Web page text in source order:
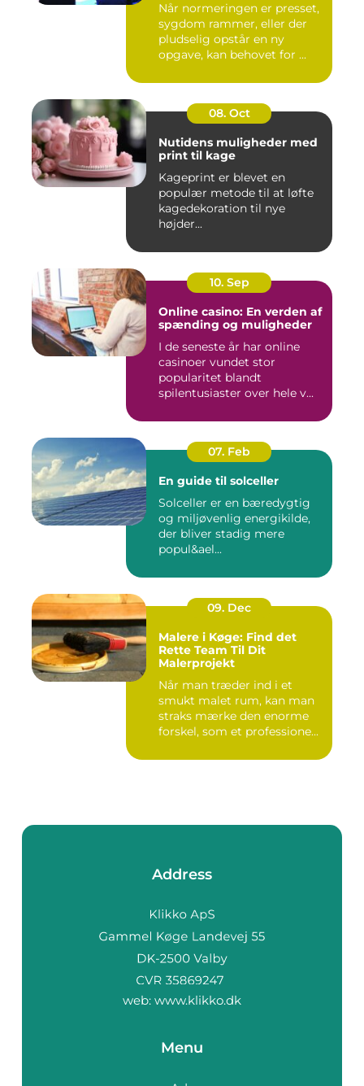
Når normeringen er presset,
sygdom rammer, eller der
pludselig opstår en ny
opgave, kan behovet for ...
08. Oct
Nutidens muligheder med
print til kage
Kageprint er blevet en
populær metode til at løfte
kagedekoration til nye
højder...
10. Sep
Online casino: En verden af
spænding og muligheder
I de seneste år har online
casinoer vundet stor
popularitet blandt
spilentusiaster over hele v...
07. Feb
En guide til solceller
Solceller er en bæredygtig
og miljøvenlig energikilde,
der bliver stadig mere
popul&ael...
09. Dec
Malere i Køge: Find det
Rette Team Til Dit
Malerprojekt
Når man træder ind i et
smukt malet rum, kan man
straks mærke den enorme
forskel, som et professione...
Address
web: www.klikko.dk
Menu